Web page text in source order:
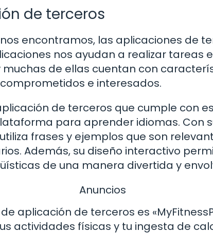
de terceros
encontramos, las aplicaciones de
nos ayudan a realizar tareas
muchas de ellas cuentan con
e interesados.
de terceros que cumple con
para aprender idiomas. Con
frases y ejemplos que son
Además, su diseño interactivo
de una manera divertida y
Anuncios
aplicación de terceros es
actividades físicas y tu ingesta de